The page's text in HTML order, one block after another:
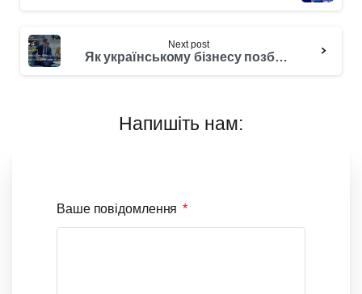
Next post
Як українському бізнесу позбутися залежності від російських облікових систем?
Напишіть нам:
Ваше повідомлення